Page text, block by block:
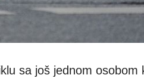
sa još jednom osobom